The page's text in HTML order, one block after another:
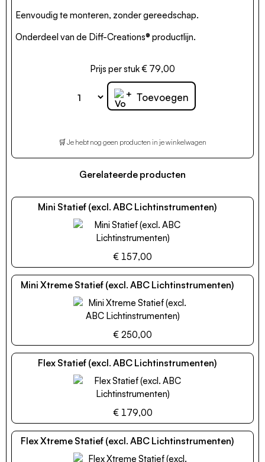
Eenvoudig te monteren, zonder gereedschap.
Onderdeel van de Diff-Creations® productlijn.
Prijs per stuk € 79,00
+ Toevoegen
🛒 Je hebt nog geen producten in je winkelwagen
Gerelateerde producten
Mini Statief (excl. ABC Lichtinstrumenten)
€ 157,00
Mini Xtreme Statief (excl. ABC Lichtinstrumenten)
€ 250,00
Flex Statief (excl. ABC Lichtinstrumenten)
€ 179,00
Flex Xtreme Statief (excl. ABC Lichtinstrumenten)